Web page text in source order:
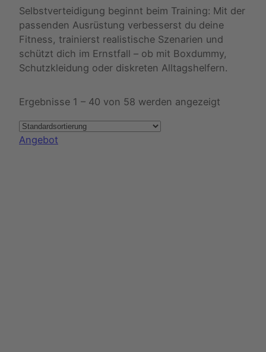
Selbstverteidigung beginnt beim Training: Mit der
passenden Ausrüstung verbesserst du deine
Fitness, trainierst realistische Szenarien und
schützt dich im Ernstfall – ob mit Boxdummy,
Schutzkleidung oder diskreten Alltagshelfern.
Ergebnisse 1 – 40 von 58 werden angezeigt
Angebot